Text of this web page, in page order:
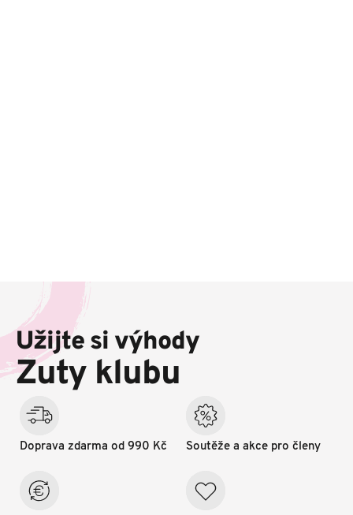
a
í
Užijte si výhody
Zuty klubu
Doprava zdarma od 990 Kč Soutěže a akce pro členy